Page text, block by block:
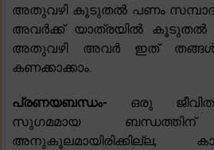
അതുവഴി കൂടുതൽ പണം
അവർക്ക് യാത്രയിൽ കൂടുതൽ
അതുവഴി അവർ ഇത്
കണക്കാക്കാം.
പ്രണയബന്ധം- ഒരു ജീവിത
സുഗമമായ
അനുകൂലമായിരിക്കില്ല,